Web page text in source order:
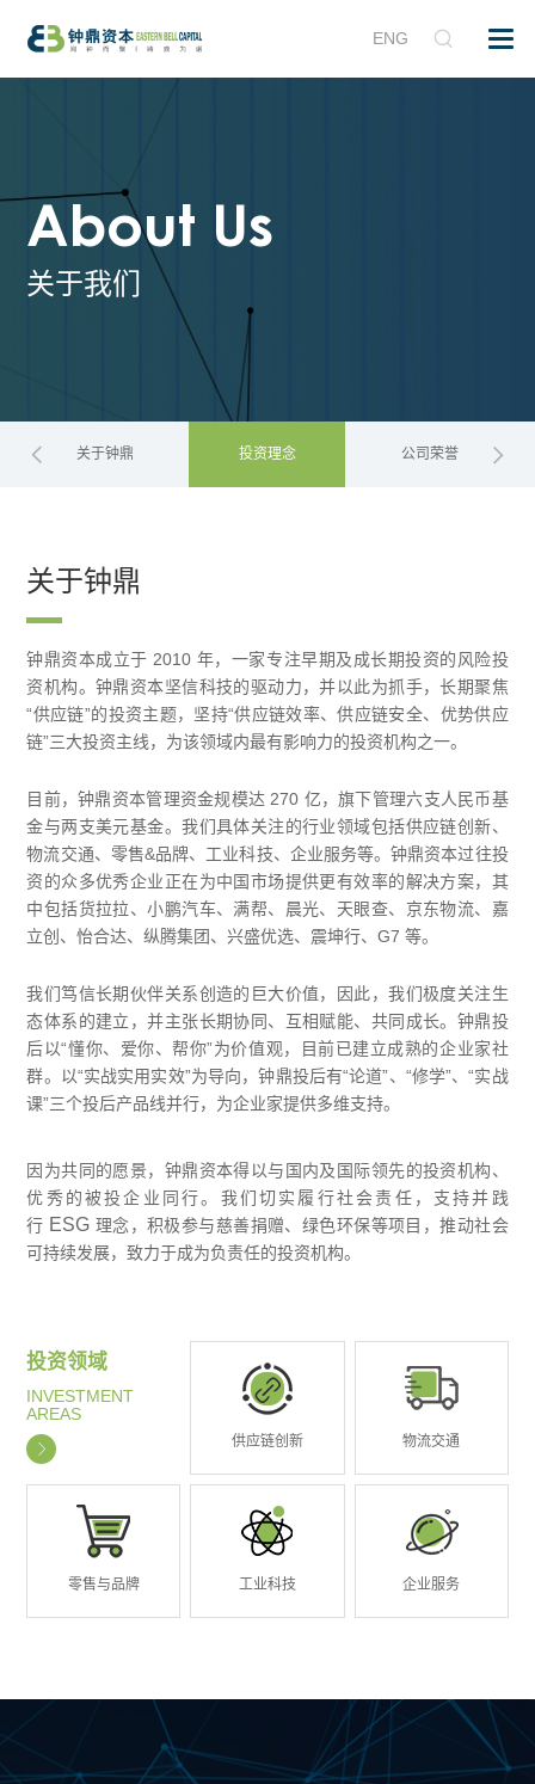
ENG
About Us
关于我们
关于钟鼎 投资理念 公司荣誉
关于钟鼎
钟鼎资本成立于 2010 年，一家专注早期及成长期投资的风险投
资机构。钟鼎资本坚信科技的驱动力，并以此为抓手，长期聚焦
“供应链”的投资主题，坚持“供应链效率、供应链安全、优势供应
链”三大投资主线，为该领域内最有影响力的投资机构之一。
目前，钟鼎资本管理资金规模达 270 亿，旗下管理六支人民币基
金与两支美元基金。我们具体关注的行业领域包括供应链创新、
物流交通、零售&品牌、工业科技、企业服务等。钟鼎资本过往投
资的众多优秀企业正在为中国市场提供更有效率的解决方案，其
中包括货拉拉、小鹏汽车、满帮、晨光、天眼查、京东物流、嘉
立创、怡合达、纵腾集团、兴盛优选、震坤行、G7 等。
我们笃信长期伙伴关系创造的巨大价值，因此，我们极度关注生
态体系的建立，并主张长期协同、互相赋能、共同成长。钟鼎投
后以“懂你、爱你、帮你”为价值观，目前已建立成熟的企业家社
群。以“实战实用实效”为导向，钟鼎投后有“论道”、“修学”、“实战
课”三个投后产品线并行，为企业家提供多维支持。
因为共同的愿景，钟鼎资本得以与国内及国际领先的投资机构、
优秀的被投企业同行。我们切实履行社会责任，支持并践
行 ESG 理念，积极参与慈善捐赠、绿色环保等项目，推动社会
可持续发展，致力于成为负责任的投资机构。
投资领域
INVESTMENT
AREAS
供应链创新 物流交通
零售与品牌 工业科技 企业服务